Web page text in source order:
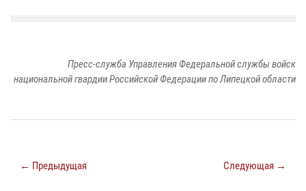
Пресс-служба Управления Федеральной службы войск
национальной гвардии Российской Федерации по Липецкой области
← Предыдущая Следующая →